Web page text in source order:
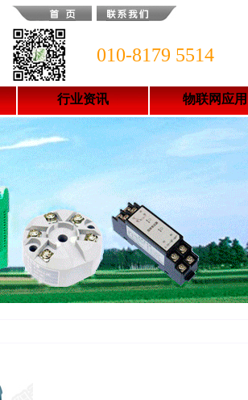
010-8179 5514
行业资讯 物联网应用